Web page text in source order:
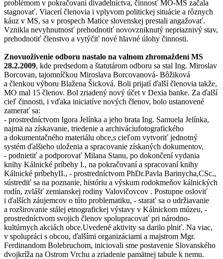
problémom v pokračovaní divadelníctva, činnosť MO-MS začala
stagnovať. Viacerí členovia i vplyvom politickej situácie a rôznych
káuz v MS, sa v prospech Matice slovenskej prestali angažovať.
Vznikla nevyhnutnosť prehodnotiť novovzniknutý nepriaznivý stav,
prehodnotiť členstvo a vytýčiť nové hlavné úlohy činnosti.
Znovuoživenie odboru nastalo na valnom zhromaždení MS
28.2.2009, kde predsedom a štatutárom odboru sa stal Ing. Miroslav
Borcovan, tajomníčkou Miroslava Borcovanová- Bôžiková
a členkou výboru Blažena Šicková. Boli prijatí ďalší členovia takže,
MO mal 15 členov. Bol zriadený nový účet v Dexia banke. Za ďalší
cieľ činnosti, i vďaka iniciatíve nových členov, bolo ustanovené
zamerať sa:
- prostredníctvom Igora Jelínka a jeho brata Ing. Samuela Jelínka,
najmä na získavanie, triedenie a archiváciufotografického
a dokumentačného materiálu obce,s cieľom vytvoriť jednotný
systém ďalšieho uloženia a spracovanie získaných dokumentov,
- podnietiť a podporovať Milana Stanu, po dokončení vydania
knihy Kálnické príbehy I., na pokračovaní a spracovaní knihy
Kálnické príbehyII., - prostredníctvom PhDr.Pavla Barinycha,CSc.,
sústrediť sa na poznanie, históriu a výskum rodokmeňov kálnických
rodín, zvlášť zemianskej rodiny Valovičovcov . Postupne osloviť
i ďalších záujemcov o túto problematiku, - starať sa o udržiavanie
a rozširovanie stálej etnografickej výstavy v Kálnickom múzeu, -
prostredníctvom svojich členov spolupracovať pri národno-
kultúrnych akciách obce.Uvedené aktivity sa darilo plniť. Na viac,
v spolupráci s obcou, ďalšími organizáciami a majstrom Mgr.
Ferdinandom Bolebruchom, iniciovali sme postavenie Slovanského
dvojkríža na Ostrom Vrchu a zriadenie pamätnej tabule k nemu.